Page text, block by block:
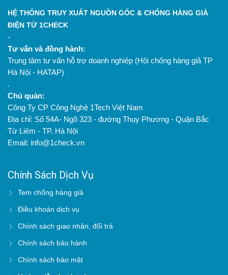
HỆ THỐNG TRUY XUẤT NGUỒN GỐC & CHỐNG HÀNG GIẢ
ĐIỆN TỬ 1CHECK
-
Tư vấn và đồng hành:
Trung tâm tư vấn hỗ trợ doanh nghiệp (Hội chống hàng giả TP
Hà Nội - HATAP)
.
Chủ quản:
Công Ty CP Công Nghệ 1Tech Việt Nam
Địa chỉ: Số 54A- Ngõ 323 - đường Thụy Phương - Quận Bắc
Từ Liêm - TP. Hà Nội
Email: info@1check.vn
Chính Sách Dịch Vụ
Tem chống hàng giả
Điều khoản dịch vụ
Chính sách giao nhận, đổi trả
Chính sách bảo hành
Chính sách bảo mật